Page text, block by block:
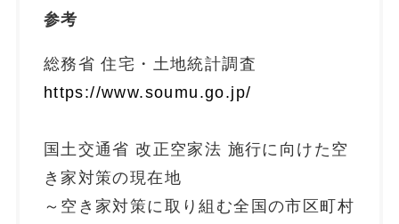
参考
総務省 住宅・土地統計調査
https://www.soumu.go.jp/
国土交通省 改正空家法 施行に向けた空
き家対策の現在地
～空き家対策に取り組む全国の市区町村